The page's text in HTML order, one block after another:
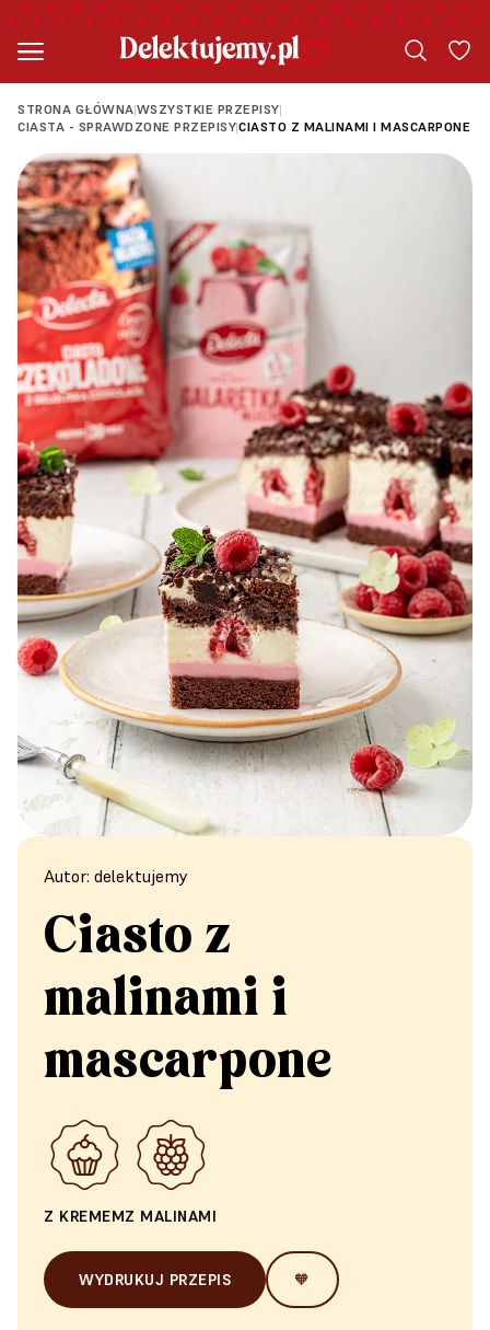
STRONA GŁÓWNA|WSZYSTKIE PRZEPISY|
CIASTA - SPRAWDZONE PRZEPISY|CIASTO Z MALINAMI I MASCARPONE
Autor: delektujemy
Ciasto z
malinami i
mascarpone
Z KREMEMZ MALINAMI
WYDRUKUJ PRZEPIS 🧡